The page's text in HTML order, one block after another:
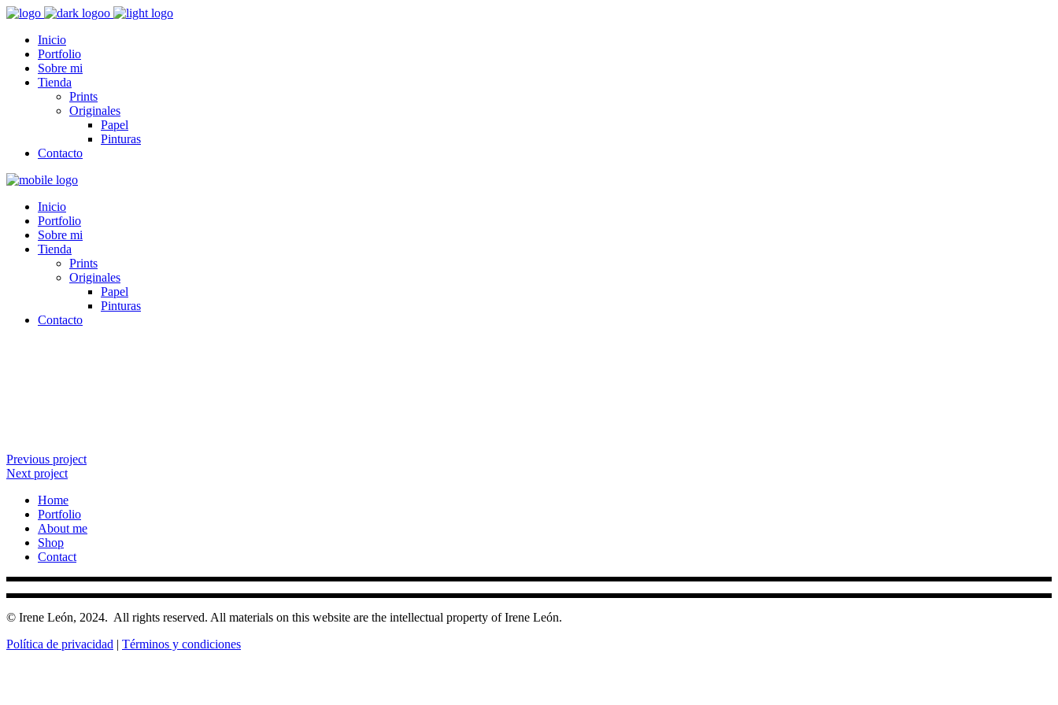
Inicio
Portfolio
Sobre mi
Tienda
Prints
Originales
Papel
Pinturas
Contacto
Inicio
Portfolio
Sobre mi
Tienda
Prints
Originales
Papel
Pinturas
Contacto
Previous project
Next project
Home
Portfolio
About me
Shop
Contact
© Irene León, 2024. All rights reserved. All materials on this website are the intellectual property of Irene León.
Política de privacidad | Términos y condiciones